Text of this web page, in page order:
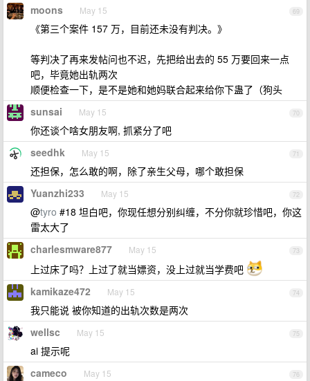
69
moons May 15
《第三个案件 157 万，目前还未没有判决。》
等判决了再来发帖问也不迟，先把给出去的 55 万要回来一点
吧，毕竟她出轨两次
顺便检查一下，是不是她和她妈联合起来给你下蛊了（狗头
70
sunsai May 15
你还谈个啥女朋友啊, 抓紧分了吧
71
seedhk May 15
还担保，怎么敢的啊，除了亲生父母，哪个敢担保
72
Yuanzhi233 May 15
@tyro #18 坦白吧，你现任想分别纠缠，不分你就珍惜吧，你这
雷太大了
73
charlesmware877 May 15
上过床了吗？上过了就当嫖资，没上过就当学费吧
74
kamikaze472 May 15
我只能说 被你知道的出轨次数是两次
75
wellsc May 15
ai 提示呢
76
cameco May 15